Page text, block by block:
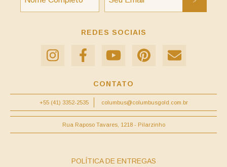
REDES SOCIAIS
CONTATO
+55 (41) 3352-2535 columbus@columbusgold.com.br
Rua Raposo Tavares, 1218 - Pilarzinho
POLÍTICA DE ENTREGAS